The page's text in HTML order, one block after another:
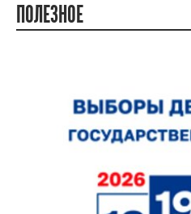
ПОЛЕЗНОЕ